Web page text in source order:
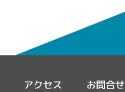
アクセス お問合せ